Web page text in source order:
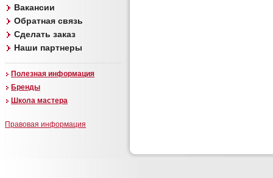
Вакансии
Обратная связь
Сделать заказ
Наши партнеры
Полезная информация
Бренды
Школа мастера
Правовая информация